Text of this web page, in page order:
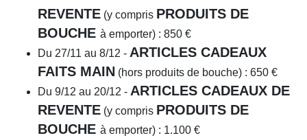
REVENTE (y compris PRODUITS DE
BOUCHE à emporter) : 850 €
Du 27/11 au 8/12 - ARTICLES CADEAUX
FAITS MAIN (hors produits de bouche) : 650 €
Du 9/12 au 20/12 - ARTICLES CADEAUX DE
REVENTE (y compris PRODUITS DE
BOUCHE à emporter) : 1.100 €